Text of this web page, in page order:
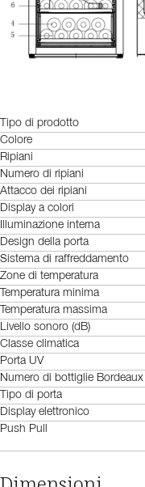
Tipo di prodotto
Colore
Ripiani
Numero di ripiani
Attacco dei ripiani
Display a colori
Illuminazione interna
Design della porta
Sistema di raffreddamento
Zone di temperatura
Temperatura minima
Temperatura massima
Livello sonoro (dB)
Classe climatica
Porta UV
Numero di bottiglie Bordeaux
Tipo di porta
Display elettronico
Push Pull